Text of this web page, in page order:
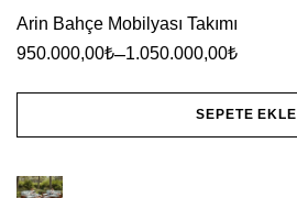
Arin Bahçe Mobilyası Takımı
950.000,00₺–1.050.000,00₺
SEPETE EKLE
ürünün